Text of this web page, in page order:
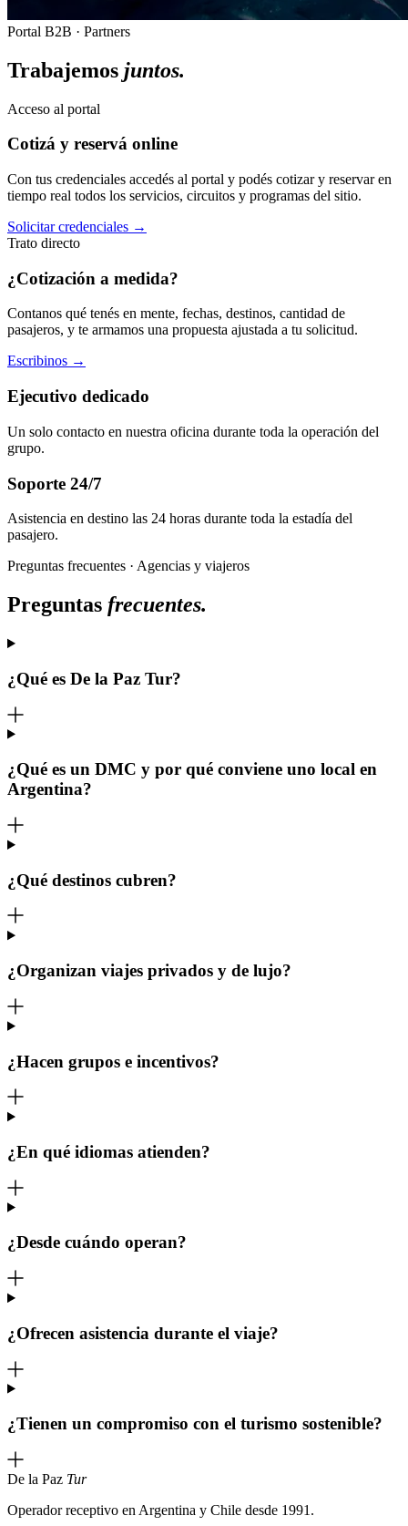
Portal B2B · Partners
Trabajemos juntos.
Acceso al portal
Cotizá y reservá online
Con tus credenciales accedés al portal y podés cotizar y reservar en
tiempo real todos los servicios, circuitos y programas del sitio.
Solicitar credenciales →
Trato directo
¿Cotización a medida?
Contanos qué tenés en mente, fechas, destinos, cantidad de
pasajeros, y te armamos una propuesta ajustada a tu solicitud.
Escribinos →
Ejecutivo dedicado
Un solo contacto en nuestra oficina durante toda la operación del
grupo.
Soporte 24/7
Asistencia en destino las 24 horas durante toda la estadía del
pasajero.
Preguntas frecuentes · Agencias y viajeros
Preguntas frecuentes.
¿Qué es De la Paz Tur?
¿Qué es un DMC y por qué conviene uno local en
Argentina?
¿Qué destinos cubren?
¿Organizan viajes privados y de lujo?
¿Hacen grupos e incentivos?
¿En qué idiomas atienden?
¿Desde cuándo operan?
¿Ofrecen asistencia durante el viaje?
¿Tienen un compromiso con el turismo sostenible?
De la Paz Tur
Operador receptivo en Argentina y Chile desde 1991.